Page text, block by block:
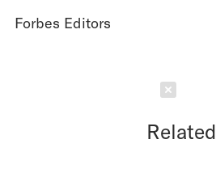
Forbes Editors
Related